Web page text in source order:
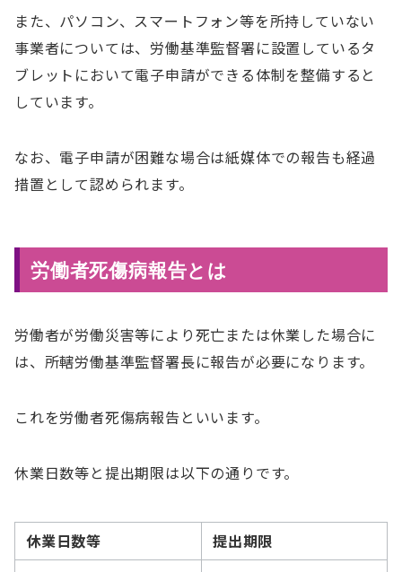
また、パソコン、スマートフォン等を所持していない
事業者については、労働基準監督署に設置しているタ
ブレットにおいて電子申請ができる体制を整備すると
しています。
なお、電子申請が困難な場合は紙媒体での報告も経過
措置として認められます。
労働者死傷病報告とは
労働者が労働災害等により死亡または休業した場合に
は、所轄労働基準監督署長に報告が必要になります。
これを労働者死傷病報告といいます。
休業日数等と提出期限は以下の通りです。
休業日数等
提出期限